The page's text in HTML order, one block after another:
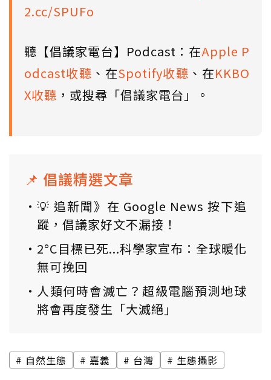
2.cc/SPUFo
聽【倡議家電台】Podcast：在Apple P
odcast收聽 、在Spotify收聽 、在KKBO
X收聽 ，或搜尋「倡議家電台」。
📌 倡議精選文章
💡 追新聞》在 Google News 按下追
蹤，倡議家好文不漏接！
2°C目標已死...科學家宣布：全球暖化
無可挽回
人類何時會滅亡？超級電腦預測地球
將會再度發生「大滅絕」
自然生態 嘉義 台灣 生態攝影